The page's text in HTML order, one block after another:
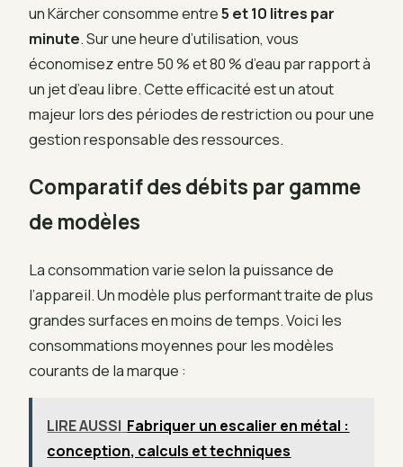
un Kärcher consomme entre5 et 10 litres par
minute. Sur une heure d’utilisation, vous
économisez entre 50 % et 80 % d’eau par rapport à
un jet d’eau libre. Cette efficacité est un atout
majeur lors des périodes de restriction ou pour une
gestion responsable des ressources.
Comparatif des débits par gamme
de modèles
La consommation varie selon la puissance de
l’appareil. Un modèle plus performant traite de plus
grandes surfaces en moins de temps. Voici les
consommations moyennes pour les modèles
courants de la marque :
LIRE AUSSI Fabriquer un escalier en métal :
conception, calculs et techniques